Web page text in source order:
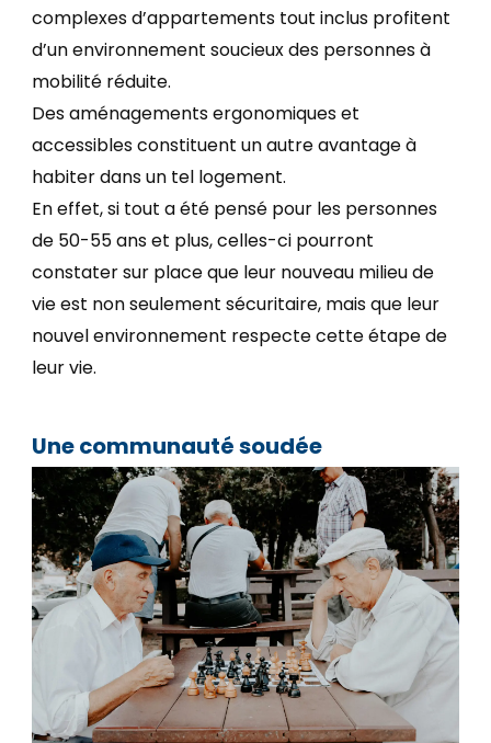
complexes d’appartements tout inclus profitent
d’un environnement soucieux des personnes à
mobilité réduite.
Des aménagements ergonomiques et
accessibles constituent un autre avantage à
habiter dans un tel logement.
En effet, si tout a été pensé pour les personnes
de 50-55 ans et plus, celles-ci pourront
constater sur place que leur nouveau milieu de
vie est non seulement sécuritaire, mais que leur
nouvel environnement respecte cette étape de
leur vie.
Une communauté soudée